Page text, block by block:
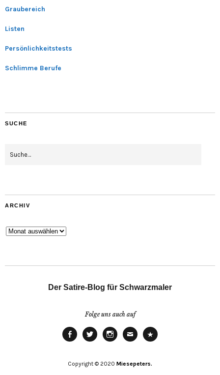
Graubereich
Listen
Persönlichkeitstests
Schlimme Berufe
SUCHE
ARCHIV
Archiv
Der Satire-Blog für Schwarzmaler
Folge uns auch auf
(EU)
Copyright © 2020 Miesepeters.